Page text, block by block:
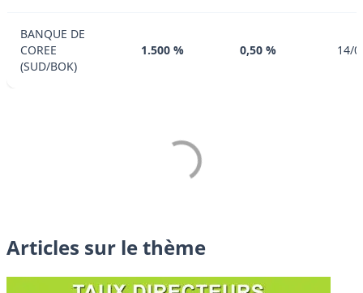
BANQUE DE
COREE
(SUD/BOK)
1.500 % 0,50 % 14/
Articles sur le thème